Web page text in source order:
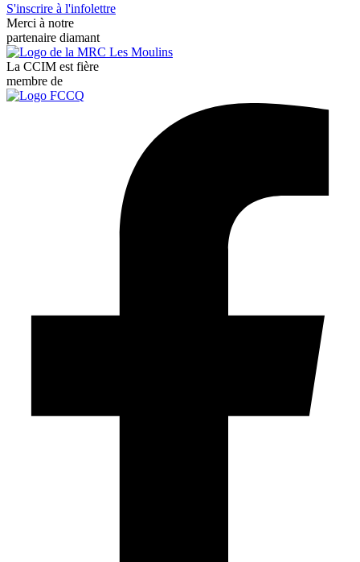
S'inscrire à l'infolettre
Merci à notre
partenaire diamant
La CCIM est fière
membre de